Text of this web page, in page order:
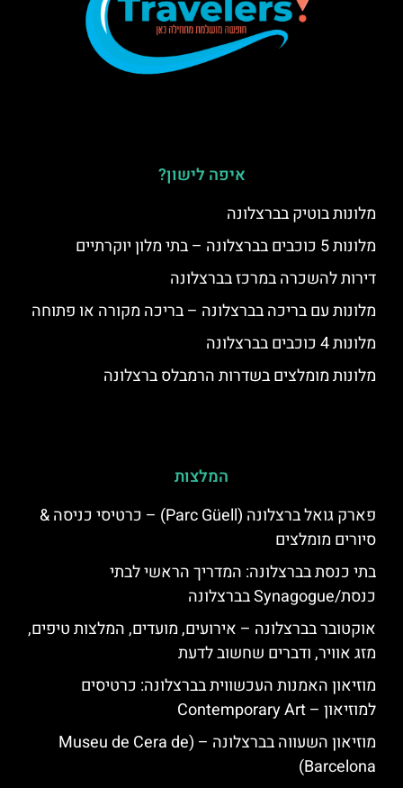
איפה לישון?
מלונות בוטיק בברצלונה
מלונות 5 כוכבים בברצלונה – בתי מלון יוקרתיים
דירות להשכרה במרכז בברצלונה
מלונות עם בריכה בברצלונה – בריכה מקורה או פתוחה
מלונות 4 כוכבים בברצלונה
מלונות מומלצים בשדרות הרמבלס ברצלונה
המלצות
פארק גואל ברצלונה (Parc Güell) – כרטיסי כניסה &
סיורים מומלצים
בתי כנסת בברצלונה: המדריך הראשי לבתי
כנסת/Synagogue בברצלונה
אוקטובר בברצלונה – אירועים, מועדים, המלצות טיפים,
מזג אוויר, ודברים שחשוב לדעת
מוזיאון האמנות העכשווית בברצלונה: כרטיסים
למוזיאון – Contemporary Art
מוזיאון השעווה בברצלונה – (Museu de Cera de
Barcelona)